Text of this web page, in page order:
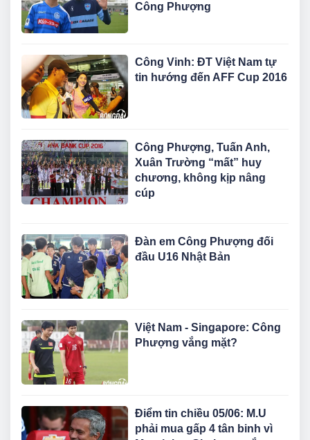
Công Phượng
Công Vinh: ĐT Việt Nam tự
tin hướng đến AFF Cup 2016
Công Phượng, Tuấn Anh,
Xuân Trường “mất” huy
chương, không kịp nâng
cúp
Đàn em Công Phượng đối
đầu U16 Nhật Bản
Việt Nam - Singapore: Công
Phượng vắng mặt?
Điểm tin chiều 05/06: M.U
phải mua gấp 4 tân binh vì